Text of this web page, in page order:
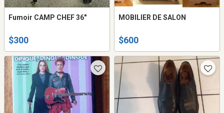
Fumoir CAMP CHEF 36"
$300
MOBILIER DE SALON
$600